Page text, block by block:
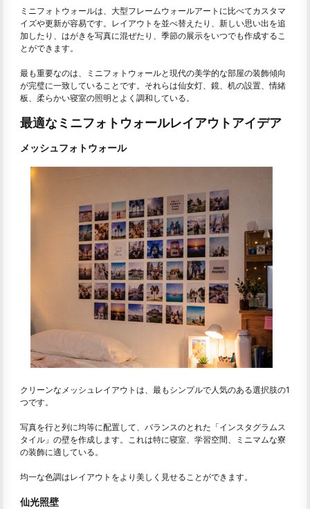
ミニフォトウォールは、大型フレームウォールアートに比べてカスタマ
イズや更新が容易です。レイアウトを並べ替えたり、新しい思い出を追
加したり、はがきを写真に混ぜたり、季節の展示をいつでも作成するこ
とができます。
最も重要なのは、ミニフォトウォールと現代の美学的な部屋の装飾傾向
が完璧に一致していることです。それらは仙女灯、鏡、机の設置、情緒
板、柔らかい寝室の照明とよく調和している。
最適なミニフォトウォールレイアウトアイデア
メッシュフォトウォール
クリーンなメッシュレイアウトは、最もシンプルで人気のある選択肢の1
つです。
写真を行と列に均等に配置して、バランスのとれた「インスタグラムス
タイル」の壁を作成します。これは特に寝室、学習空間、ミニマムな寮
の装飾に適している。
均一な色調はレイアウトをより美しく見せることができます。
仙光照壁